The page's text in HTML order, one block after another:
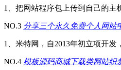
1、把网站程序包上传到自己的主
NO.3 分享三个永久免费个人网站
1、米特网，自2013年初立项开发
NO.4 模板源码商城下载类网站织